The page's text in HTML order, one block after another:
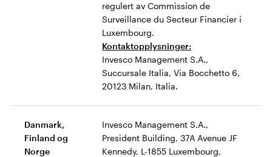
regulert av Commission de
Surveillance du Secteur Financier i
Luxembourg.
Kontaktopplysninger:
Invesco Management S.A.,
Succursale Italia, Via Bocchetto 6,
20123 Milan, Italia.
Danmark,
Finland og
Norge
Invesco Management S.A.,
President Building, 37A Avenue JF
Kennedy, L-1855 Luxembourg,